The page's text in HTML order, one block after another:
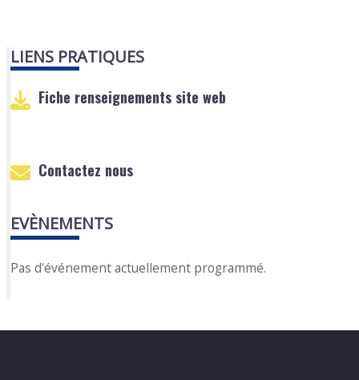
LIENS PRATIQUES
Fiche renseignements site web
Contactez nous
EVÈNEMENTS
Pas d'événement actuellement programmé.